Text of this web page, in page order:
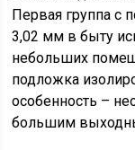
Первая группа с
3,02 мм в быту
небольших
подложка
особенность –
большим